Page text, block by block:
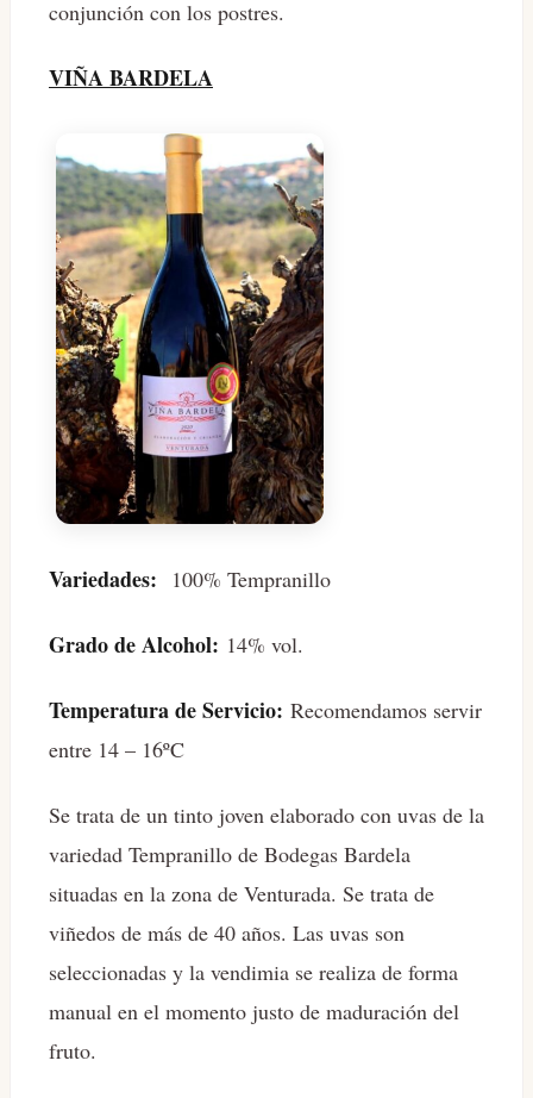
conjunción con los postres.
VIÑA BARDELA
Variedades: 100% Tempranillo
Grado de Alcohol: 14% vol.
Temperatura de Servicio: Recomendamos servir
entre 14 – 16ºC
Se trata de un tinto joven elaborado con uvas de la
variedad Tempranillo de Bodegas Bardela
situadas en la zona de Venturada. Se trata de
viñedos de más de 40 años. Las uvas son
seleccionadas y la vendimia se realiza de forma
manual en el momento justo de maduración del
fruto.